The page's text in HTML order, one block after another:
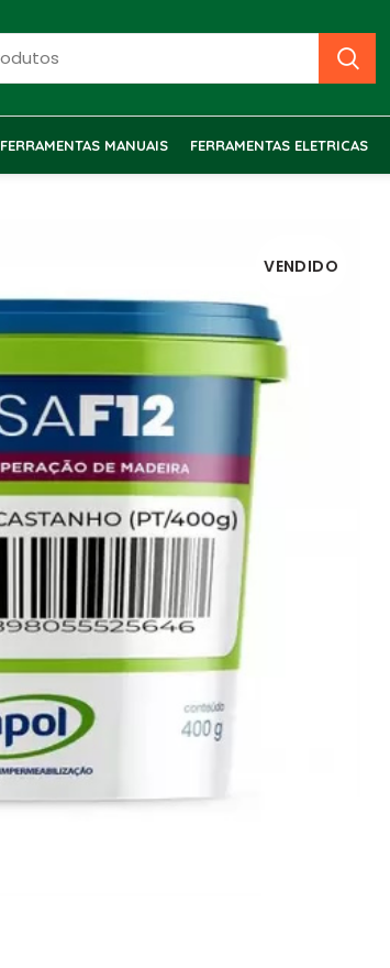
FERRAMENTAS MANUAIS FERRAMENTAS ELETRICAS
VENDIDO